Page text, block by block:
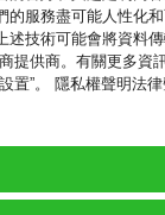
的服務盡可能人性化
述技術可能會將資料
提供商。有關更多資
置”。 隱私權聲明法